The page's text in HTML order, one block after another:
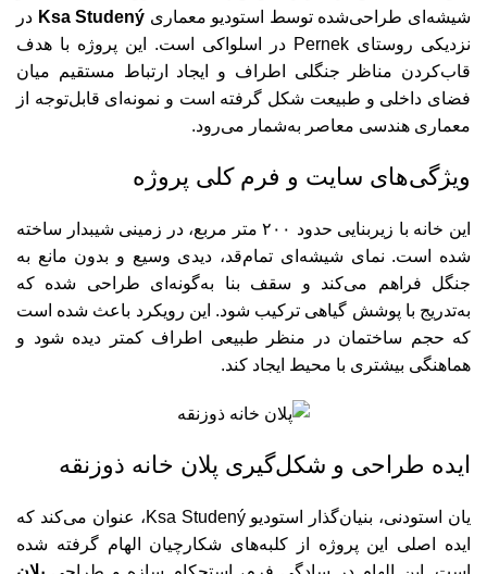
شیشه‌ای طراحی‌شده توسط استودیو معماری Ksa Studený در
نزدیکی روستای Pernek در اسلواکی است. این پروژه با هدف
قاب‌کردن مناظر جنگلی اطراف و ایجاد ارتباط مستقیم میان
فضای داخلی و طبیعت شکل گرفته است و نمونه‌ای قابل‌توجه از
معماری هندسی معاصر به‌شمار می‌رود.
ویژگی‌های سایت و فرم کلی پروژه
این خانه با زیربنایی حدود ۲۰۰ متر مربع، در زمینی شیبدار ساخته
شده است. نمای شیشه‌ای تمام‌قد، دیدی وسیع و بدون مانع به
جنگل فراهم می‌کند و سقف بنا به‌گونه‌ای طراحی شده که
به‌تدریج با پوشش گیاهی ترکیب شود. این رویکرد باعث شده است
که حجم ساختمان در منظر طبیعی اطراف کمتر دیده شود و
هماهنگی بیشتری با محیط ایجاد کند.
ایده طراحی و شکل‌گیری پلان خانه ذوزنقه
یان استودنی، بنیان‌گذار استودیو Ksa Studený، عنوان می‌کند که
ایده اصلی این پروژه از کلبه‌های شکارچیان الهام گرفته شده